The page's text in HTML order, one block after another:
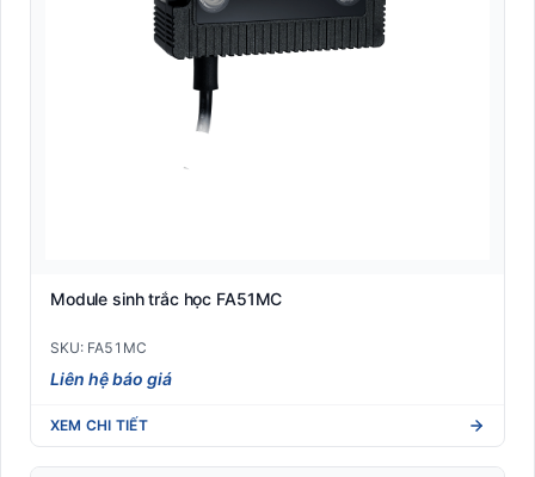
Module sinh trắc học FA51MC
SKU: FA51MC
Liên hệ báo giá
XEM CHI TIẾT